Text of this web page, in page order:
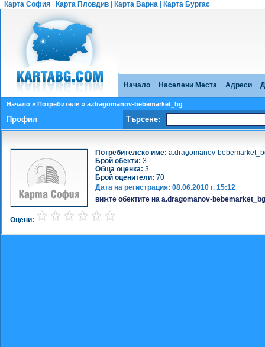
Карта София Карта Пловдив Карта Варна Карта Бургас
Начало Населени Места Адреси
Начало » Потребители » a.dragomanov-bebemarket_bg
Профил Търсене:
Потребителско име: a.dragomanov-
Брой обекти: 3
Обща оценка: 3
Брой оценители: 70
Дата на регистрация: 08.06.2010 г. 15:12
вижте обектите на a.dragomanov-bebemarket_bg
Оцени: